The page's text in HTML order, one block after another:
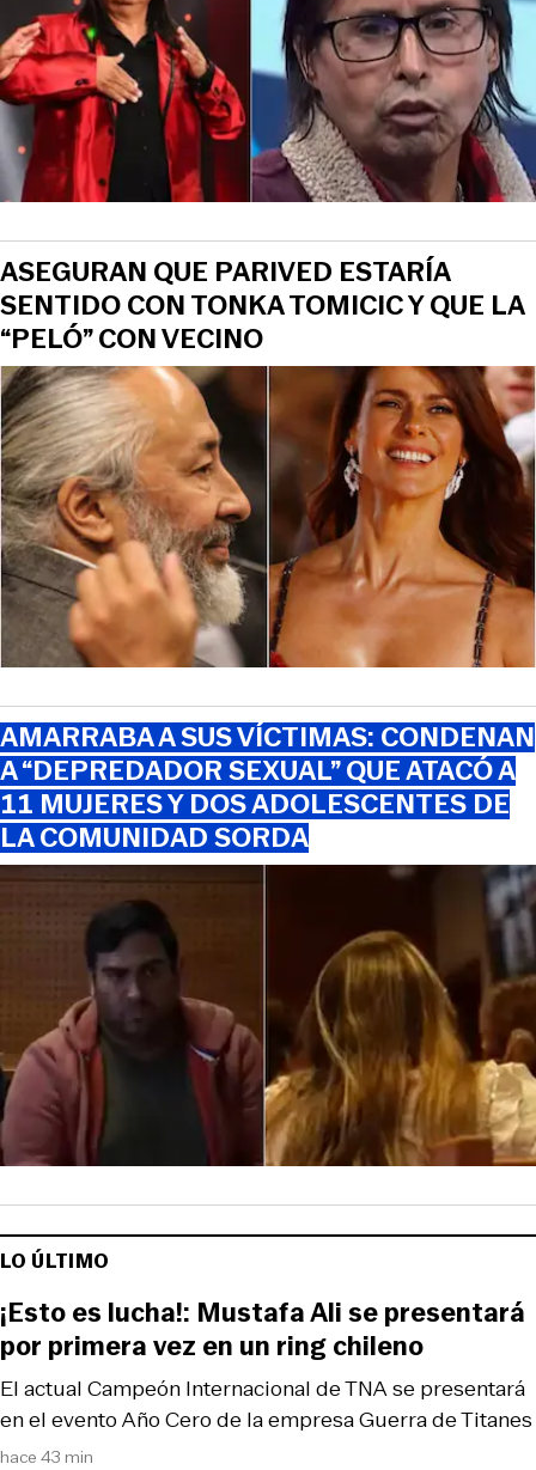
ASEGURAN QUE PARIVED ESTARÍA
SENTIDO CON TONKA TOMICIC Y QUE LA
“PELÓ” CON VECINO
AMARRABA A SUS VÍCTIMAS: CONDENAN
A “DEPREDADOR SEXUAL” QUE ATACÓ A
11 MUJERES Y DOS ADOLESCENTES DE
LA COMUNIDAD SORDA
LO ÚLTIMO
hace 43 min
El actual Campeón Internacional de TNA se presentará
en el evento Año Cero de la empresa Guerra de Titanes
¡Esto es lucha!: Mustafa Ali se presentará
por primera vez en un ring chileno